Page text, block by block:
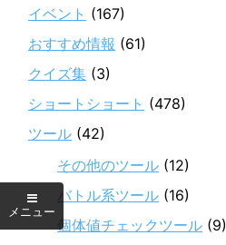
イベント (167)
おすすめ情報 (61)
クイズ集 (3)
ショートショート (478)
ツール (42)
その他のツール (12)
バトル系ツール (16)
個体値チェックツール (9)